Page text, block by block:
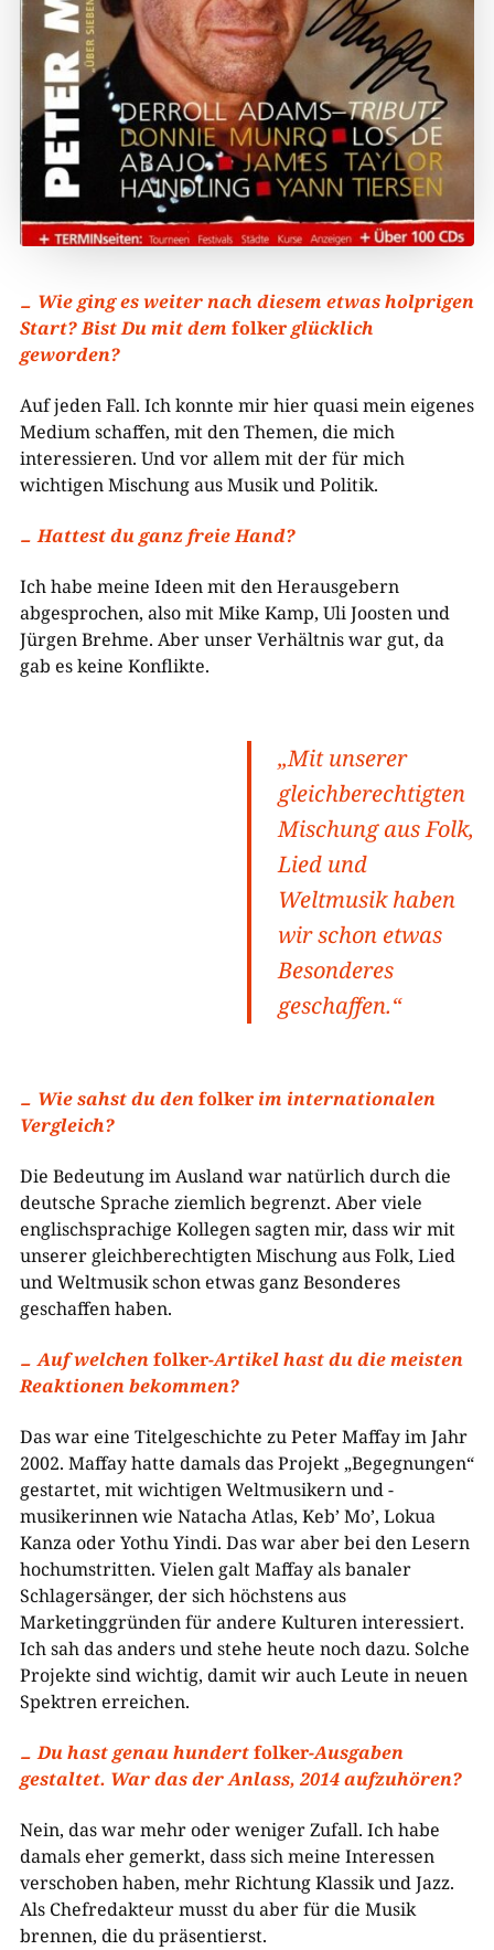
Wie ging es weiter nach diesem etwas holprigen
Start? Bist Du mit dem folkerglücklich
geworden?
Auf jeden Fall. Ich konnte mir hier quasi mein eigenes
Medium schaffen, mit den Themen, die mich
interessieren. Und vor allem mit der für mich
wichtigen Mischung aus Musik und Politik.
Hattest du ganz freie Hand?
Ich habe meine Ideen mit den Herausgebern
abgesprochen, also mit Mike Kamp, Uli Joosten und
Jürgen Brehme. Aber unser Verhältnis war gut, da
gab es keine Konflikte.
„Mit unserer
gleichberechtigten
Mischung aus Folk,
Lied und
Weltmusik haben
wir schon etwas
Besonderes
geschaffen.“
Wie sahst du denfolkerim internationalen
Vergleich?
Die Bedeutung im Ausland war natürlich durch die
deutsche Sprache ziemlich begrenzt. Aber viele
englischsprachige Kollegen sagten mir, dass wir mit
unserer gleichberechtigten Mischung aus Folk, Lied
und Weltmusik schon etwas ganz Besonderes
geschaffen haben.
Auf welchenfolker-Artikel hast du die meisten
Reaktionen bekommen?
Das war eine Titelgeschichte zu Peter Maffay im Jahr
2002. Maffay hatte damals das Projekt „Begegnungen“
gestartet, mit wichtigen Weltmusikern und -
musikerinnen wie Natacha Atlas, Keb’ Mo’, Lokua
Kanza oder Yothu Yindi. Das war aber bei den Lesern
hochumstritten. Vielen galt Maffay als banaler
Schlagersänger, der sich höchstens aus
Marketinggründen für andere Kulturen interessiert.
Ich sah das anders und stehe heute noch dazu. Solche
Projekte sind wichtig, damit wir auch Leute in neuen
Spektren erreichen.
Du hast genau hundertfolker-Ausgaben
gestaltet. War das der Anlass, 2014 aufzuhören?
Nein, das war mehr oder weniger Zufall. Ich habe
damals eher gemerkt, dass sich meine Interessen
verschoben haben, mehr Richtung Klassik und Jazz.
Als Chefredakteur musst du aber für die Musik
brennen, die du präsentierst.